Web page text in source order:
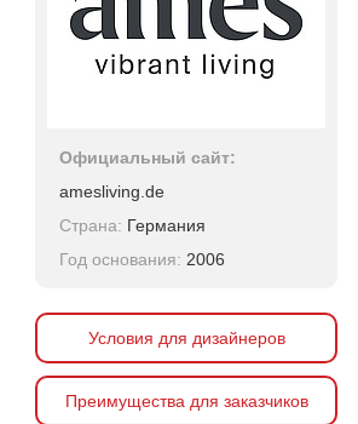
Официальный сайт:
amesliving.de
Страна: Германия
Год основания: 2006
Условия для дизайнеров
Преимущества для заказчиков